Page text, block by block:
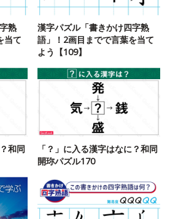
熟
当て
漢字パズル「書きかけ四字熟
語」！2画目までで言葉を当て
よう【109】
和同
「？」に入る漢字はなに？和同
開珎パズル170